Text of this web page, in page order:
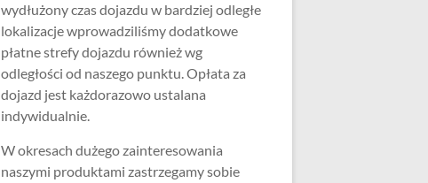
wydłużony czas dojazdu w bardziej odległe
lokalizacje wprowadziliśmy dodatkowe
płatne strefy dojazdu również wg
odległości od naszego punktu. Opłata za
dojazd jest każdorazowo ustalana
indywidualnie.
W okresach dużego zainteresowania
naszymi produktami zastrzegamy sobie